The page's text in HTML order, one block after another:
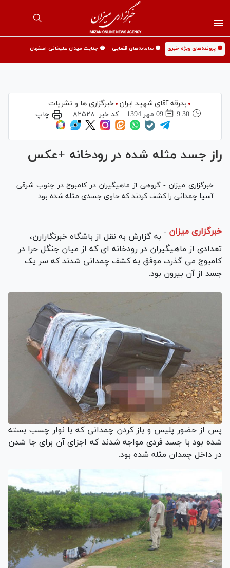
🟡 پرونده‌های ویژه خبری 🟡 سامانه‌های قضایی 🟡 جنایت میدان علیخانی اصفهان
بدرقه آقای شهید ایران
خبرگزاری ها و نشریات
9:30
09 مهر 1394 کد خبر: ۸۲۵۲۸ چاپ
راز جسد مثله شده در رودخانه +عکس
خبرگزاری میزان - گروهی از ماهیگیران در کامبوج در جنوب شرقی
آسیا چمدانی را کشف کردند که حاوی جسدی مثله شده بود.
خبرگزاری میزان - به گزارش به نقل از باشگاه خبرنگارارن،
تعدادی از ماهیگیران در رودخانه ای که از میان جنگل حرا در
کامبوج می گذرد، موفق به کشف چمدانی شدند که سر یک
جسد از آن بیرون بود.
پس از حضور پلیس و باز کردن چمدانی که با نوار چسب بسته
شده بود با جسد فردی مواجه شدند که اجزای آن برای جا شدن
در داخل چمدان مثله شده بود.